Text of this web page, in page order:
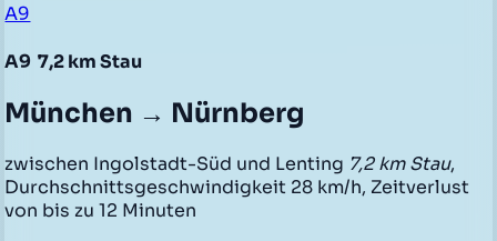
A9
A9 7,2 km Stau
München → Nürnberg
zwischen Ingolstadt-Süd und Lenting 7,2 km Stau,
Durchschnittsgeschwindigkeit 28 km/h, Zeitverlust
von bis zu 12 Minuten